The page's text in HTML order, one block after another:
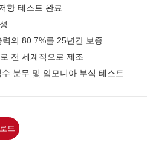
항 테스트 완료
의 80.7%를 25년간 보증
전 세계적으로 제조
분무 및 암모니아 부식 테스트.
드